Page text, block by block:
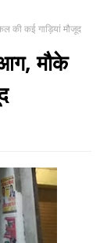
की कई गाड़ियां मौजूद
मौके